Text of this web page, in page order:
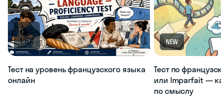
1.6K
Тест на уровень французского языка
онлайн
NEW
Тест по
или Imparfait —
по смыслу